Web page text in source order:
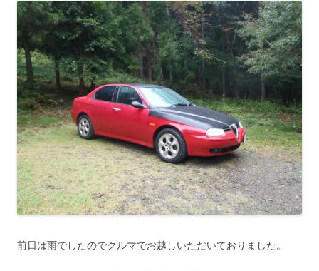
前日は雨でしたのでクルマでお越しいただいておりました。